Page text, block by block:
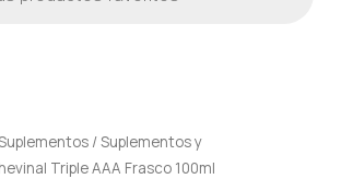
/Suplementos y
Triple AAA Frasco 100ml